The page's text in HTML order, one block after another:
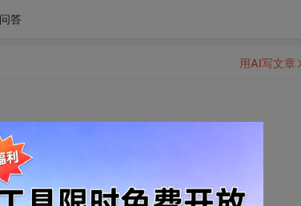
问答
件“jpeg-6b.lib” Camera”
用AI写文章